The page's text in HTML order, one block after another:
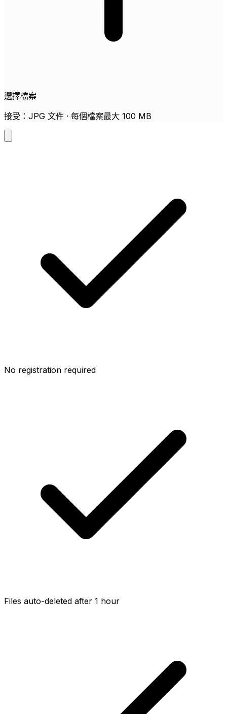
選擇檔案
接受：JPG 文件 · 每個檔案最大 100 MB
No registration required
Files auto-deleted after 1 hour